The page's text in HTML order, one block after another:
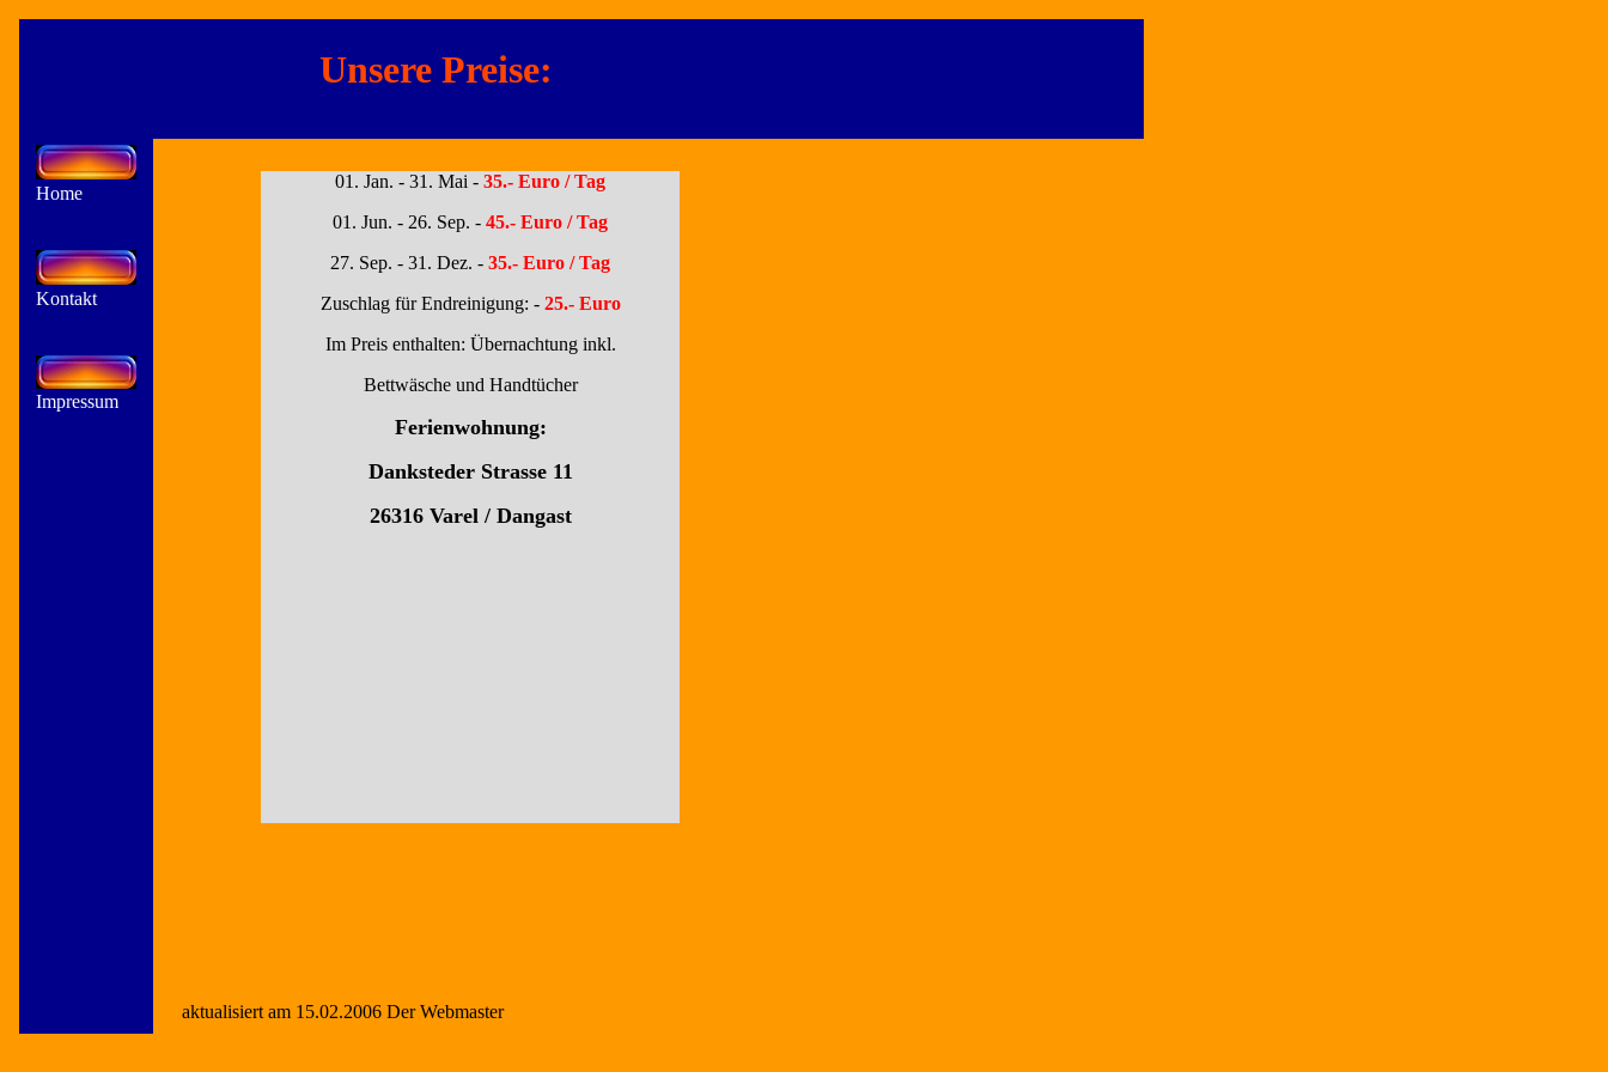
Kontakt
Home
Unsere Preise:
01. Jan. - 31. Mai - 35.- Euro / Tag
01. Jun. - 26. Sep. - 45.- Euro / Tag
27. Sep. - 31. Dez. - 35.- Euro / Tag
Zuschlag für Endreinigung: - 25.- Euro
Im Preis enthalten: Übernachtung inkl.
Bettwäsche und Handtücher
Ferienwohnung:
Danksteder Strasse 11
26316 Varel / Dangast
Impressum
aktualisiert am 15.02.2006 Der Webmaster